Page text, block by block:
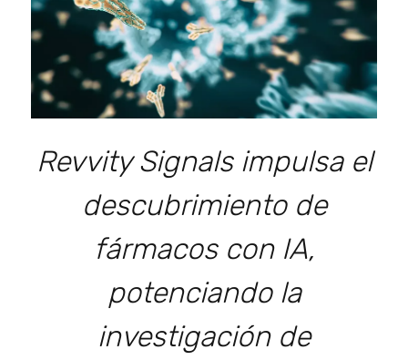
Revvity Signals impulsa el
descubrimiento de
fármacos con IA,
potenciando la
investigación de